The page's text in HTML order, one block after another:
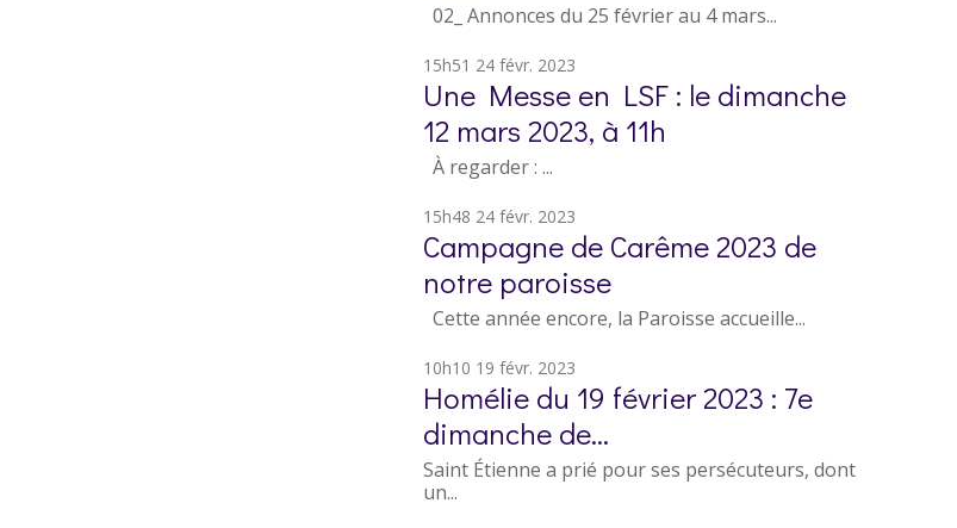
02_ Annonces du 25 février au 4 mars...
15h51 24 févr. 2023
Une Messe en LSF : le dimanche
12 mars 2023, à 11h
À regarder : ...
15h48 24 févr. 2023
Campagne de Carême 2023 de
notre paroisse
Cette année encore, la Paroisse accueille...
10h10 19 févr. 2023
Homélie du 19 février 2023 : 7e
dimanche de...
Saint Étienne a prié pour ses persécuteurs, dont
un...